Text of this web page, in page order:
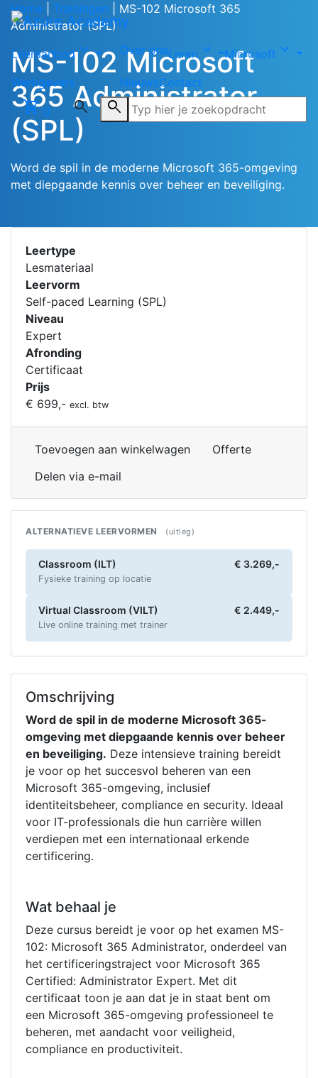
Leeraanbodexpand_more
Werkgevers
Over onsLeren expand_more Microsoft expand_more
NieuwsContact
shopping_cart 0 search search
Home Trainingen
MS-102 Microsoft 365
Administrator (SPL)
MS-102 Microsoft
365 Administrator
(SPL)
Word de spil in de moderne Microsoft 365-omgeving
met diepgaande kennis over beheer en beveiliging.
Kosten
Startdata
Leertype
Lesmateriaal
Leervorm
Self-paced Learning (SPL)
Niveau
Expert
Afronding
Certificaat
Prijs
€ 699,- excl. btw
Toevoegen aan winkelwagen
Offerte
Delen via e-mail
ALTERNATIEVE LEERVORMEN (uitleg)
Classroom (ILT)
Fysieke training op locatie
€ 3.269,-
Virtual Classroom (VILT)
Live online training met trainer
€ 2.449,-
Omschrijving
Word de spil in de moderne Microsoft 365-
omgeving met diepgaande kennis over beheer
en beveiliging. Deze intensieve training bereidt
je voor op het succesvol beheren van een
Microsoft 365-omgeving, inclusief
identiteitsbeheer, compliance en security. Ideaal
voor IT-professionals die hun carrière willen
verdiepen met een internationaal erkende
certificering.
Wat behaal je
Deze cursus bereidt je voor op het examen MS-
102: Microsoft 365 Administrator, onderdeel van
het certificeringstraject voor Microsoft 365
Certified: Administrator Expert. Met dit
certificaat toon je aan dat je in staat bent om
een Microsoft 365-omgeving professioneel te
beheren, met aandacht voor veiligheid,
compliance en productiviteit.